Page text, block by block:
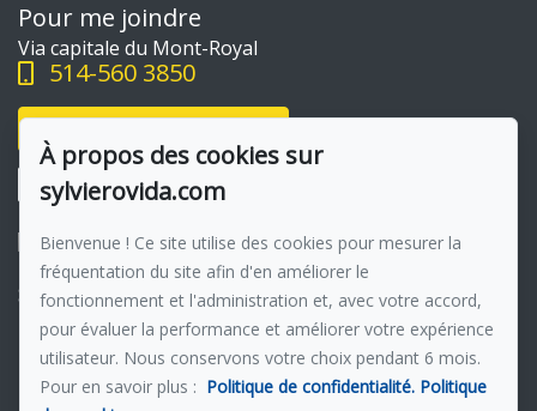
Pour me joindre
Via capitale du Mont-Royal
514-560 3850
Suivez-moi sur Facebook !
Membre du réseau :Via Capitale
À propos des cookies sur
sylvierovida.com
Bienvenue ! Ce site utilise des cookies pour mesurer la
fréquentation du site afin d'en améliorer le
fonctionnement et l'administration et, avec votre accord,
pour évaluer la performance et améliorer votre expérience
utilisateur. Nous conservons votre choix pendant 6 mois.
Pour en savoir plus : Politique de confidentialité. Politique